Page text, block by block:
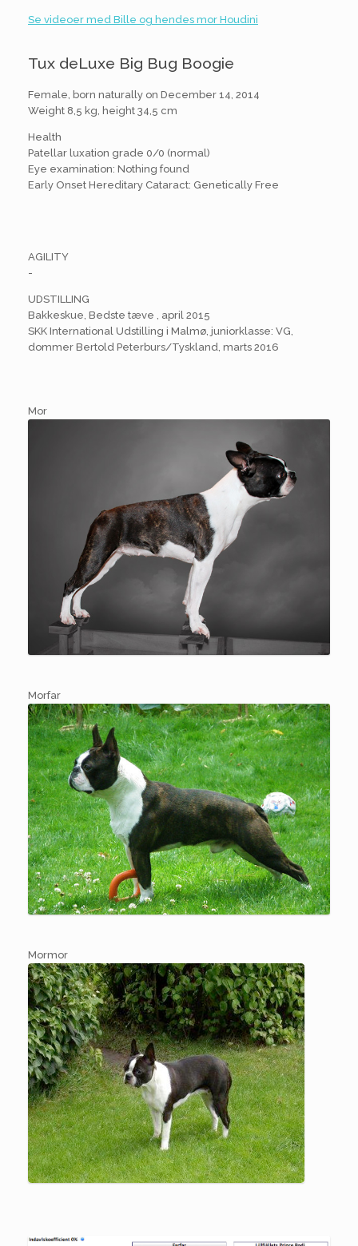
Se videoer med Bille og hendes mor Houdini
Tux deLuxe Big Bug Boogie
Female, born naturally on December 14, 2014
Weight 8,5 kg, height 34,5 cm
Health
Patellar luxation grade 0/0 (normal)
Eye examination: Nothing found
Early Onset Hereditary Cataract: Genetically Free
AGILITY
-
UDSTILLING
Bakkeskue, Bedste tæve , april 2015
SKK International Udstilling i Malmø, juniorklasse: VG,
dommer Bertold Peterburs/Tyskland, marts 2016
Mor
Morfar
Mormor